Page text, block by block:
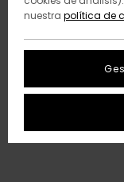
nuestra política de